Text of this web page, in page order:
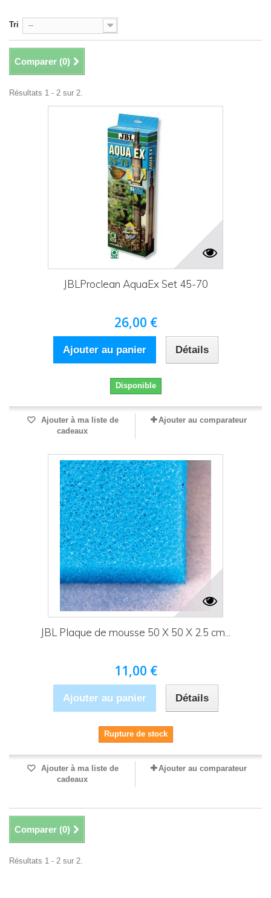
Tri --
Comparer (0)
Résultats 1 - 2 sur 2.
JBLProclean AquaEx Set 45-70
26,00 €
Ajouter au panier Détails
Disponible
Ajouter à ma liste de
cadeaux
Ajouter au comparateur
JBL Plaque de mousse 50 X 50 X 2.5 cm...
11,00 €
Ajouter au panier Détails
Rupture de stock
Ajouter à ma liste de
cadeaux
Ajouter au comparateur
Comparer (0)
Résultats 1 - 2 sur 2.